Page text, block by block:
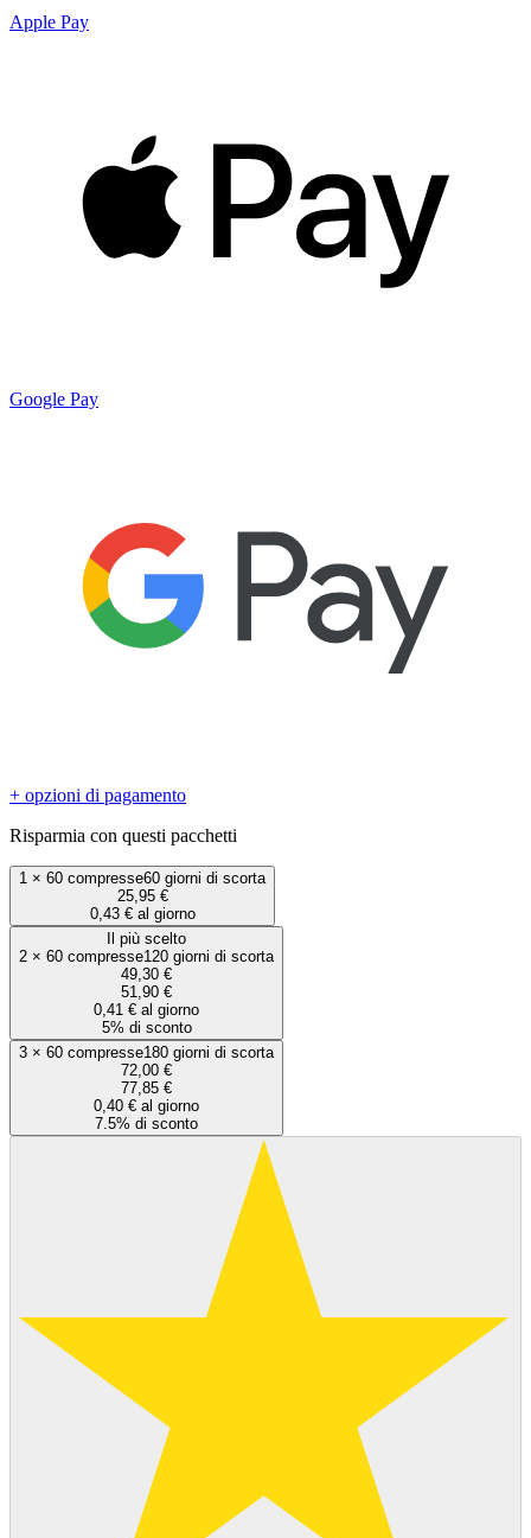
Apple Pay
Google Pay
+ opzioni di pagamento
Risparmia con questi pacchetti
1 × 60 compresse60 giorni di scorta
25,95 €
0,43 € al giorno
Il più scelto
2 × 60 compresse120 giorni di scorta
49,30 €
51,90 €
0,41 € al giorno
5% di sconto
3 × 60 compresse180 giorni di scorta
72,00 €
77,85 €
0,40 € al giorno
7.5% di sconto